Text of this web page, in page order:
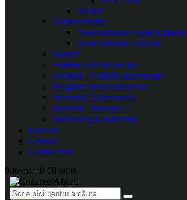
Seniori
Antrenamente
Antrenamente copii și juniori
Antrenamente Seniori
Tactică
Sisteme | Trasee de joc
Tehnică | Abilități individuale
Pregătire presezon/sezon
Secretele Antrenorului
Portarul | Numărul 1
Metodică | Leadership
Podcast
Contact
Contul meu
0 items - 0.00 lei 0